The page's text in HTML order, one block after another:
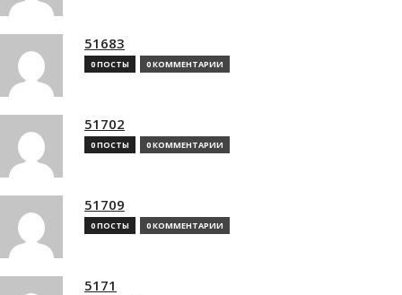
51683
0 ПОСТЫ 0 КОММЕНТАРИИ
51702
0 ПОСТЫ 0 КОММЕНТАРИИ
51709
0 ПОСТЫ 0 КОММЕНТАРИИ
5171